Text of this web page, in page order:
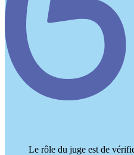
Le rôle du juge est de